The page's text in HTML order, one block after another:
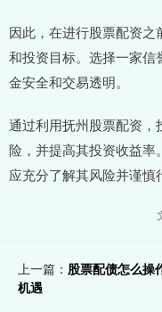
因此，在进行股票配资
和投资目标。选择一家信
金安全和交易透明。
通过利用抚州股票配资
险，并提高其投资收益
应充分了解其风险并谨慎
上一篇： 股票配债怎么操
机遇